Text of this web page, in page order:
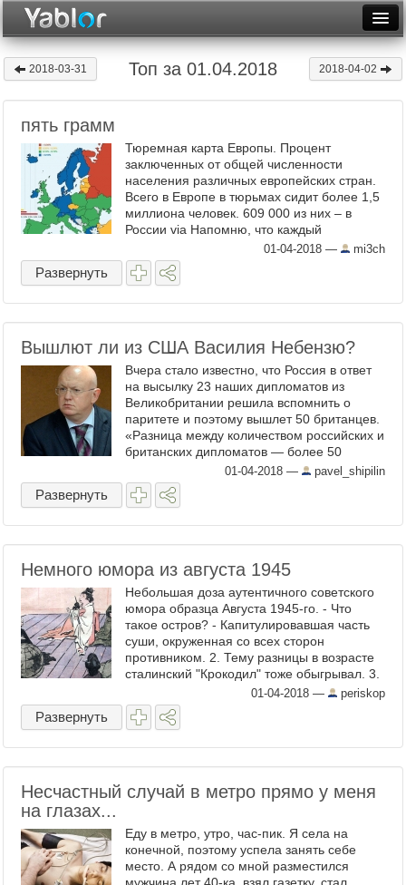
Рейтинги
Архив
Фототоп
Видеотоп
2018-03-31 Топ за 01.04.2018 2018-04-02
пять грамм
Тюремная карта Европы. Процент
заключенных от общей численности
населения различных европейских стран.
Всего в Европе в тюрьмах сидит более 1,5
миллиона человек. 609 000 из них – в
России via Напомню, что каждый
четвертый заключенный в России сидит за
преступления, связанные с ...
01-04-2018 — mi3ch
Развернуть
Вышлют ли из США Василия Небензю?
Вчера стало известно, что Россия в ответ
на высылку 23 наших дипломатов из
Великобритании решила вспомнить о
паритете и поэтому вышлет 50 британцев.
«Разница между количеством российских и
британских дипломатов — более 50
человек», — заявила ТАСС Мария
Захарова . Мне эта ...
01-04-2018 — pavel_shipilin
Развернуть
Немного юмора из августа 1945
Небольшая доза аутентичного советского
юмора образца Августа 1945-го. - Что
такое остров? - Капитулировавшая часть
суши, окруженная со всех сторон
противником. 2. Тему разницы в возрасте
сталинский "Крокодил" тоже обыгрывал. 3.
...Сталь не дрожит в уверенной руке. Ещё
момент! ...
01-04-2018 — periskop
Развернуть
Несчастный случай в метро прямо у меня
на глазах...
Еду в метро, утро, час-пик. Я села на
конечной, поэтому успела занять себе
место. А рядом со мной разместился